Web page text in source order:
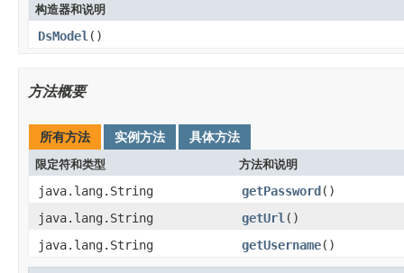
构造器和说明
DsModel ()
方法概要
所有方法 实例方法 具体方法
限定符和类型 方法和说明
java.lang.String getPassword()
java.lang.String
getUrl ()
java.lang.String
getUsername()